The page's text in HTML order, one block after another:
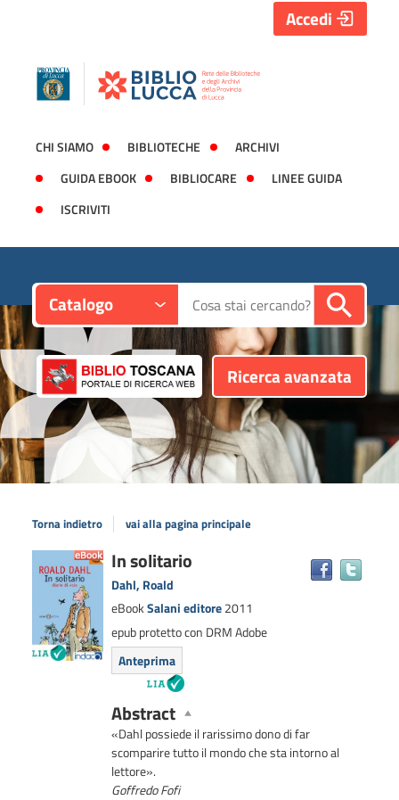
CHI SIAMO BIBLIOTECHE
ARCHIVI
GUIDA EBOOK
BIBLIOCARE
LINEE GUIDA
ISCRIVITI
Accedi
Catalogo Cerca su "Catalogo"
Ricerca avanzata
Torna indietro vai alla pagina principale
Dettaglio
del
documento
In solitario
Dahl, Roald
eBookSalani editore2011
epub protetto con DRM Adobe
Anteprima
Abstract
«Dahl possiede il rarissimo dono di far
scomparire tutto il mondo che sta intorno al
lettore».
Goffredo Fofi